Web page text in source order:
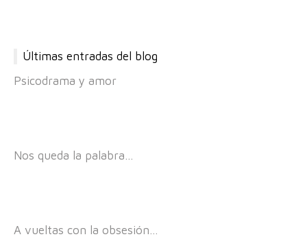
Últimas entradas del blog
Psicodrama y amor
Nos queda la palabra…
A vueltas con la obsesión…